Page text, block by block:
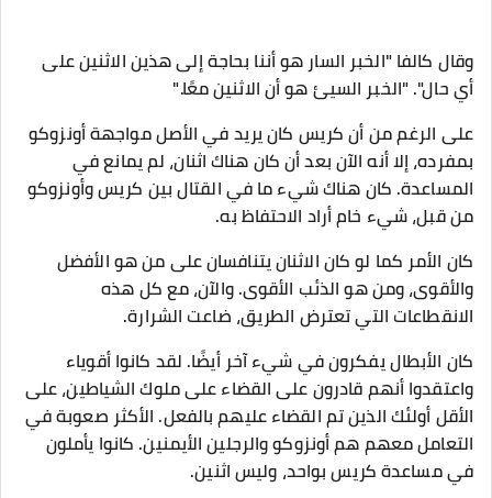
وقال كالفا "الخبر السار هو أننا بحاجة إلى هذين الاثنين على
أي حال". "الخبر السيئ هو أن الاثنين معًا."
على الرغم من أن كريس كان يريد في الأصل مواجهة أونزوكو
بمفرده، إلا أنه الآن بعد أن كان هناك اثنان، لم يمانع في
المساعدة. كان هناك شيء ما في القتال بين كريس وأونزوكو
من قبل، شيء خام أراد الاحتفاظ به.
كان الأمر كما لو كان الاثنان يتنافسان على من هو الأفضل
والأقوى، ومن هو الذئب الأقوى. والآن، مع كل هذه
الانقطاعات التي تعترض الطريق، ضاعت الشرارة.
كان الأبطال يفكرون في شيء آخر أيضًا. لقد كانوا أقوياء
واعتقدوا أنهم قادرون على القضاء على ملوك الشياطين، على
الأقل أولئك الذين تم القضاء عليهم بالفعل. الأكثر صعوبة في
التعامل معهم هم أونزوكو والرجلين الأيمنين. كانوا يأملون
في مساعدة كريس بواحد، وليس اثنين.